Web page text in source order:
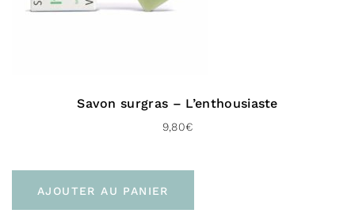
Savon surgras – L’enthousiaste
9,80€
AJOUTER AU PANIER